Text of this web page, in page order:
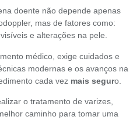
doente não depende apenas
mas de fatores como:
e alterações na pele.
médico, exige cuidados e
modernas e os avanços na
cada vez mais seguro.
o tratamento de varizes,
caminho para tomar uma